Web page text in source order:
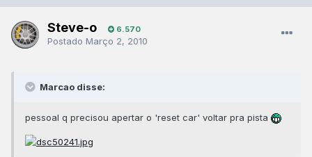
Steve-o 6.570
Postado Março 2, 2010
Marcao disse:
pessoal q precisou apertar o 'reset car' voltar pra pista